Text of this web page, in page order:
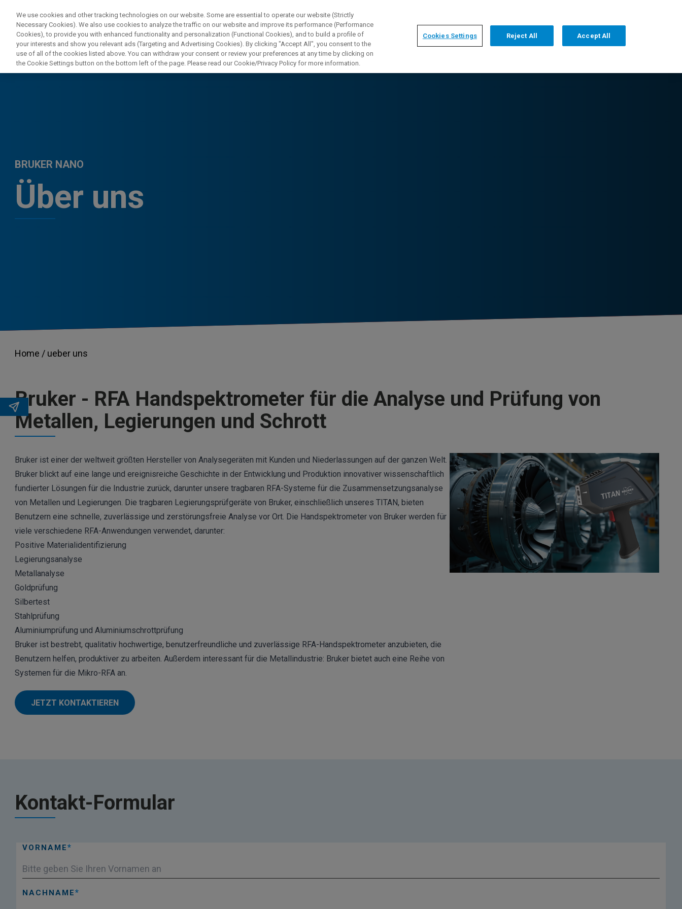
ÜBER UNS
BRUKER NANO
Über uns
Home / ueber uns
Bruker - RFA Handspektrometer für die Analyse und Prüfung von
Metallen, Legierungen und Schrott
Bruker ist einer der weltweit größten Hersteller von Analysegeräten mit Kunden und Niederlassungen auf der ganzen Welt.
Bruker blickt auf eine lange und ereignisreiche Geschichte in der Entwicklung und Produktion innovativer wissenschaftlich
fundierter Lösungen für die Industrie zurück, darunter unsere tragbaren RFA-Systeme für die Zusammensetzungsanalyse
von Metallen und Legierungen. Die tragbaren Legierungsprüfgeräte von Bruker, einschließlich unseres TITAN, bieten
Benutzern eine schnelle, zuverlässige und zerstörungsfreie Analyse vor Ort. Die Handspektrometer von Bruker werden für
viele verschiedene RFA-Anwendungen verwendet, darunter:
Positive Materialidentifizierung
Legierungsanalyse
Metallanalyse
Goldprüfung
Silbertest
Stahlprüfung
Aluminiumprüfung und Aluminiumschrottprüfung
Bruker ist bestrebt, qualitativ hochwertige, benutzerfreundliche und zuverlässige RFA-Handspektrometer anzubieten, die
Benutzern helfen, produktiver zu arbeiten. Außerdem interessant für die Metallindustrie: Bruker bietet auch eine Reihe von
Systemen für die Mikro-RFA an.
JETZT KONTAKTIEREN
Kontakt-Formular
VORNAME
NACHNAME
We use cookies and other tracking technologies on our website. Some are essential to operate our website (Strictly
Necessary Cookies). We also use cookies to analyze the traffic on our website and improve its performance (Performance
Cookies), to provide you with enhanced functionality and personalization (Functional Cookies), and to build a profile of
your interests and show you relevant ads (Targeting and Advertising Cookies). By clicking "Accept All", you consent to the
use of all of the cookies listed above. You can withdraw your consent or review your preferences at any time by clicking on
the Cookie Settings button on the bottom left of the page. Please read our Cookie/Privacy Policy for more information.
Cookies Settings Reject All Accept All